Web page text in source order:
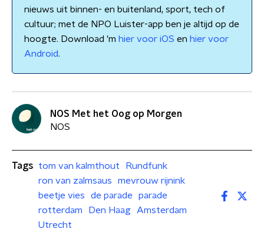
nieuws uit binnen- en buitenland, sport, tech of
cultuur; met de NPO Luister-app ben je altijd op de
hoogte. Download 'm hier voor iOS en hier voor
Android.
NOS Met het Oog op Morgen
NOS
Tags tom van kalmthout
Rundfunk
ron van zalmsaus
mevrouw rijnink
beetje vies
de parade
parade
rotterdam
Den Haag
Amsterdam
Utrecht